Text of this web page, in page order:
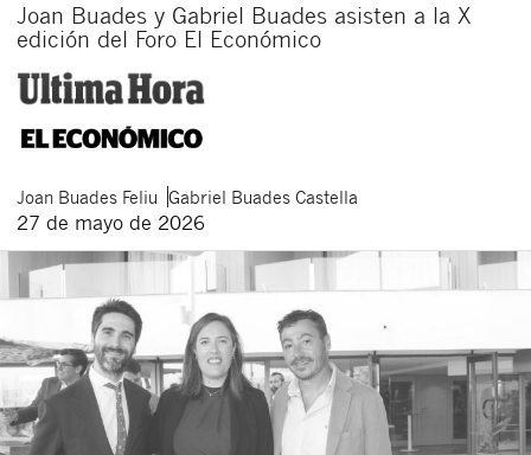
Joan Buades y Gabriel Buades asisten a la X
edición del Foro El Económico
Joan Buades Feliu Gabriel Buades Castella
27 de mayo de 2026